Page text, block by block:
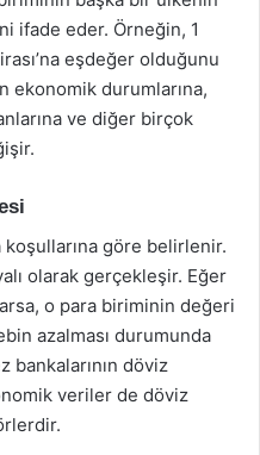
ifade eder. Örneğin, 1
eşdeğer olduğunu
ekonomik durumlarına,
ve diğer birçok
göre belirlenir.
olarak gerçekleşir. Eğer
o para biriminin değeri
azalması durumunda
bankalarının döviz
veriler de döviz